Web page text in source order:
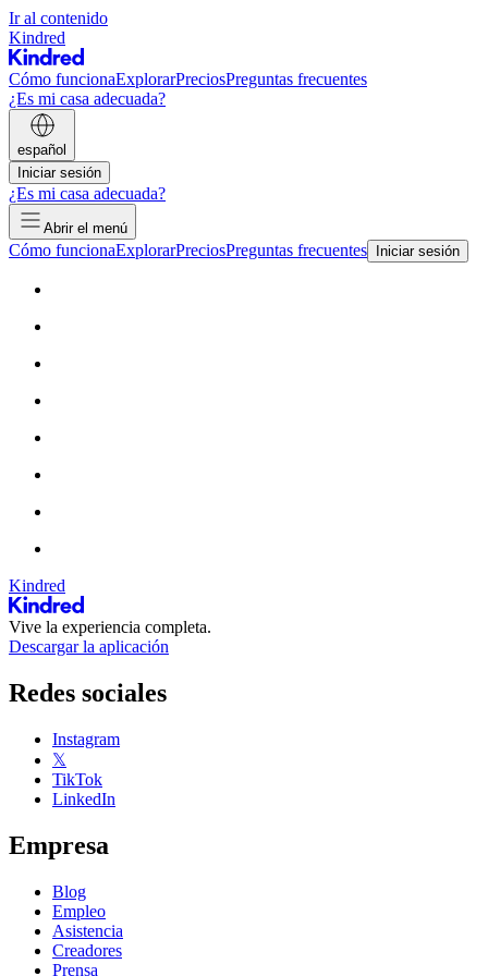
Ir al contenido
Kindred
Cómo funcionaExplorarPreciosPreguntas frecuentes
¿Es mi casa adecuada?
español
Iniciar sesión
¿Es mi casa adecuada?
Abrir el menú
Cómo funcionaExplorarPreciosPreguntas frecuentes Iniciar sesión
Kindred
Vive la experiencia completa.
Descargar la aplicación
Redes sociales
Instagram
𝕏
TikTok
LinkedIn
Empresa
Blog
Empleo
Asistencia
Creadores
Prensa